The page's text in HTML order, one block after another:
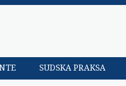
SUDSKA PRAKSA